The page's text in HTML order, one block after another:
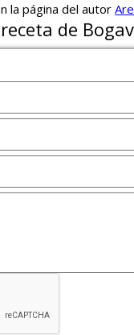
la página del autor
de